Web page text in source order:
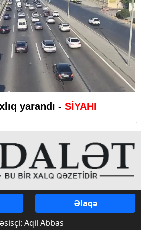
yarandı - SİYAHI
Əlaqə
Aqil Abbas